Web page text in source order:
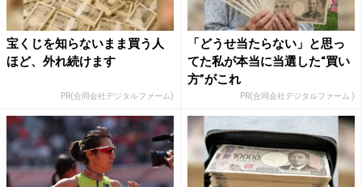
宝くじを知らないまま買う人
ほど、外れ続けます
PR(合同会社デジタルファーム)
「どうせ当たらない」と思っ
てた私が本当に当選した“買い
方”がこれ
PR(合同会社デジタルファーム )